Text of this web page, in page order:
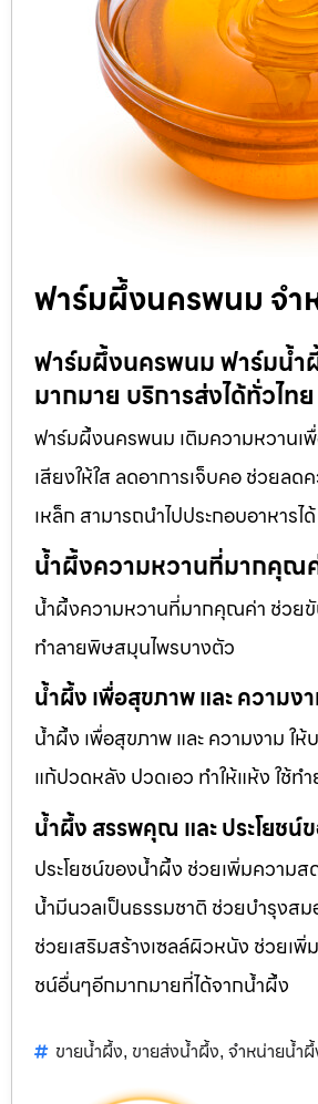
ฟาร์มผึ้งนครพนม จำ
ฟาร์มผึ้งนครพนม ฟาร์มน้ำ
มากมาย บริการส่งได้ทั่วไทย
ฟาร์มผึ้งนครพนม เติมความหวานเ
เสียงให้ใส ลดอาการเจ็บคอ ช่วยล
เหล็ก สามารถนำไปประกอบอาหา
น้ำผึ้งความหวานที่มากคุณค่
น้ำผึ้งความหวานที่มากคุณค่า ช่วยขั
ทำลายพิษสมุนไพรบางตัว
น้ำผึ้ง เพื่อสุขภาพ และ ความง
น้ำผึ้ง เพื่อสุขภาพ และ ความงาม
แก้ปวดหลัง ปวดเอว ทำให้แห้ง ใช้
น้ำผึ้ง สรรพคุณ และ ประโยชน์
ประโยชน์ของน้ำผึ้ง ช่วยเพิ่มความ
น้ำมีนวลเป็นธรรมชาติ ช่วยบำรุงส
ช่วยเสริมสร้างเซลล์ผิวหนัง ช่วยเพิ่
ชน์อื่นๆอีกมากมายที่ได้จากน้ำผึ้ง
ขายน้ำผึ้ง, ขายส่งน้ำผึ้ง, จำหน่ายน้ำ